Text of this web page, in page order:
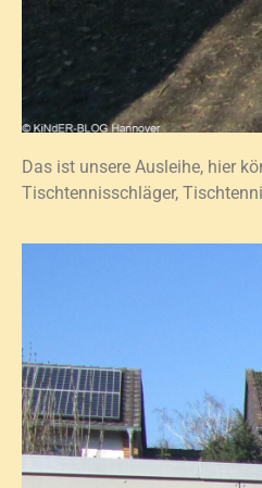
Das ist unsere Ausleihe, hier
Tischtennisschläger,